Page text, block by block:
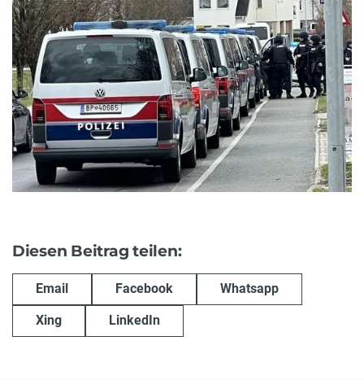
Diesen Beitrag teilen:
Email Facebook Whatsapp
Xing LinkedIn